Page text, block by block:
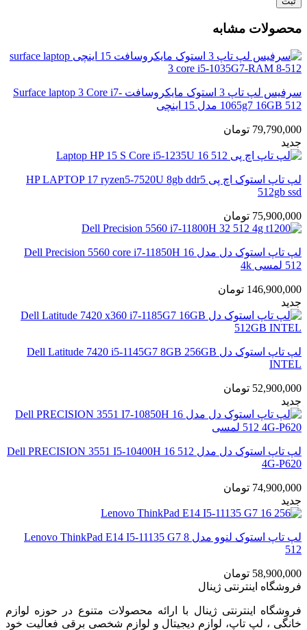
محصولات مشابه
سرفیس لپ تاپ 3 استوک مایکروسافت Surface laptop 3 Core i7-
1065g7 16GB 512 مدل 15 اینچی
79,790,000 تومان
جدید
لپ تاپ استوک اچ پی HP LAPTOP 17 ryzen5-7520U 8gb ddr5
512gb ssd
75,900,000 تومان
لپ تاپ استوک دل مدل Dell Precision 5560 core i7-11850H 16
512 لمسی 4k
146,900,000 تومان
جدید
لپ تاپ استوک دل Dell Latitude 7420 i5-1145G7 8GB 256GB
INTEL
52,900,000 تومان
جدید
لپ تاپ استوک دل مدل Dell PRECISION 3551 I5-10400H 16 512
4G-P620
74,900,000 تومان
جدید
لپ تاپ استوک لنوو مدل Lenovo ThinkPad E14 I5-11135 G7 8
512
58,900,000 تومان
فروشگاه اینترنتی ژینال
فروشگاه اینترنتی ژینال با ارائه محصولات متنوع در حوزه لوازم
خانگی ، لپ تاپ، لوازم دیجیتال و لوازم شخصی برقی فعالیت خود